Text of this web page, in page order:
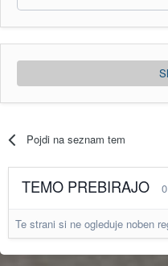
Pojdi na seznam tem
TEMO PREBIRAJO
Te strani si ne ogleduje noben